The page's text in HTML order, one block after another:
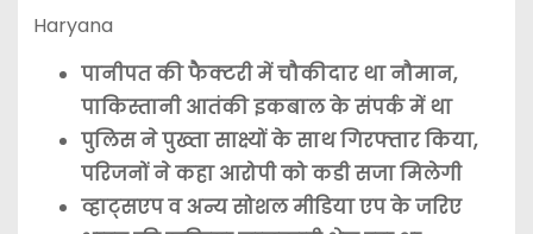
Haryana
पानीपत की फैक्टरी में चौकीदार था नौमान,
पाकिस्तानी आतंकी इकबाल के संपर्क में था
पुलिस ने पुख्ता साक्ष्यों के साथ गिरफ्तार किया,
परिजनों ने कहा आरोपी को कडी सजा मिलेगी
व्हाट्सएप व अन्य सोशल मीडिया एप के जरिए